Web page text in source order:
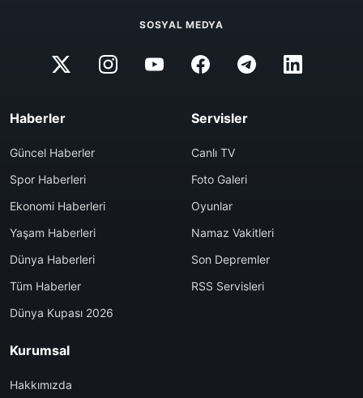
SOSYAL MEDYA
Haberler
Güncel Haberler
Spor Haberleri
Ekonomi Haberleri
Yaşam Haberleri
Dünya Haberleri
Tüm Haberler
Dünya Kupası 2026
Servisler
Canlı TV
Foto Galeri
Oyunlar
Namaz Vakitleri
Son Depremler
RSS Servisleri
Kurumsal
Hakkımızda